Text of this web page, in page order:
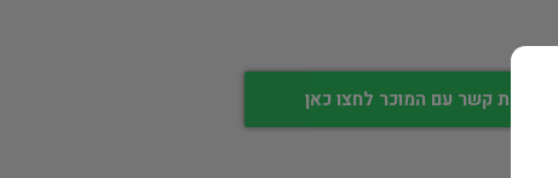
ליצירת קשר עם המוכר לחצו כאן